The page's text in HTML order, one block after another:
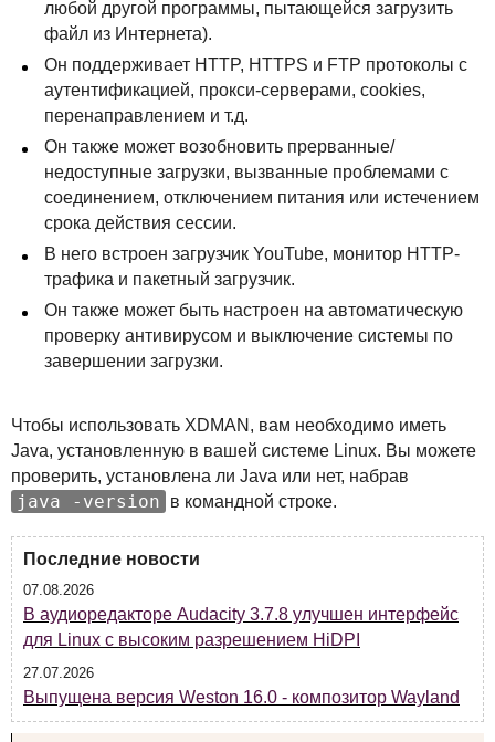
любой другой программы, пытающейся загрузить
файл из Интернета).
Он поддерживает HTTP, HTTPS и FTP протоколы с
аутентификацией, прокси-серверами, cookies,
перенаправлением и т.д.
Он также может возобновить прерванные/
недоступные загрузки, вызванные проблемами с
соединением, отключением питания или истечением
срока действия сессии.
В него встроен загрузчик YouTube, монитор HTTP-
трафика и пакетный загрузчик.
Он также может быть настроен на автоматическую
проверку антивирусом и выключение системы по
завершении загрузки.
Чтобы использовать XDMAN , вам необходимо иметь
Java, установленную в вашей системе Linux. Вы можете
проверить, установлена ли Java или нет, набрав
java -version в командной строке.
Последние новости
07.08.2026
В аудиоредакторе Audacity 3.7.8 улучшен интерфейс
для Linux с высоким разрешением HiDPI
27.07.2026
Выпущена версия Weston 16.0 - композитор Wayland